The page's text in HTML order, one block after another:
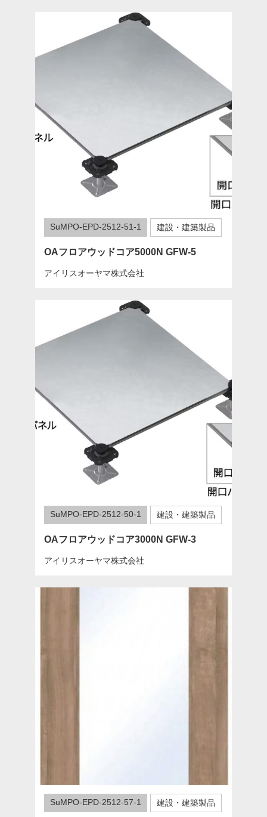
SuMPO-EPD-2512-51-1 建設・建築製品
OAフロアウッドコア5000N GFW-5
アイリスオーヤマ株式会社
SuMPO-EPD-2512-50-1 建設・建築製品
OAフロアウッドコア3000N GFW-3
アイリスオーヤマ株式会社
SuMPO-EPD-2512-57-1 建設・建築製品